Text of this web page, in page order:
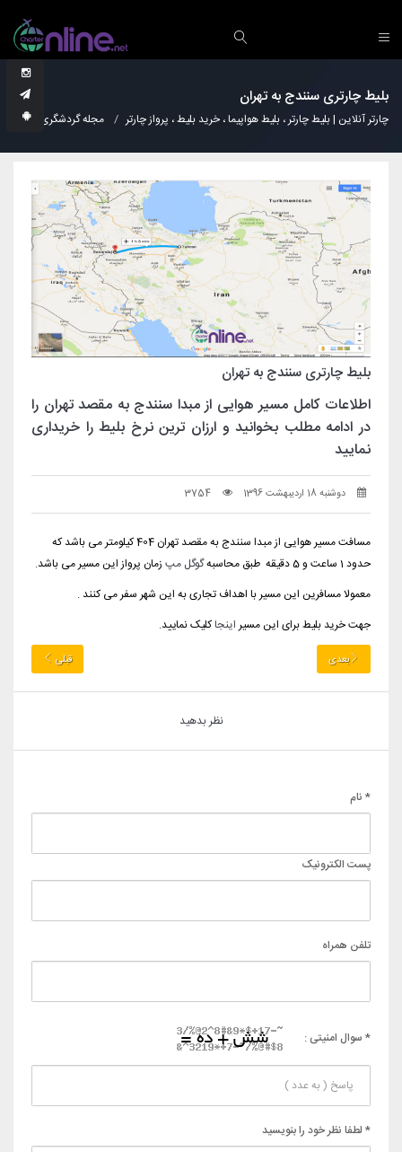
بلیط چارتری سنندج به تهران
چارتر آنلاین | بلیط چارتر ، بلیط هواپیما ، خرید بلیط ، پرواز چارتر مجله گردشگری
بلیط چارتری سنندج به تهران
اطلاعات کامل مسیر هوایی از مبدا سنندج به مقصد تهران را
در ادامه مطلب بخوانید و ارزان ترین نرخ بلیط را خریداری
نمایید
دوشنبه 18 اردیبهشت 1396 3754
مسافت مسیر هوایی از مبدا سنندج به مقصد تهران 404 کیلومتر می باشد که
حدود 1 ساعت و 5 دقیقه طبق محاسبه
گوگل مپ زمان پرواز این مسیر می باشد.
معمولا مسافرین این مسیر با اهداف تجاری به این شهر سفر می کنند .
جهت خرید بلیط برای این مسیر اینجاکلیک نمایید.
بعدی قبلی
نظر بدهید
* نام
پست الکترونیک
تلفن همراه
* سوال امنیتی :
* لطفا نظر خود را بنویسید